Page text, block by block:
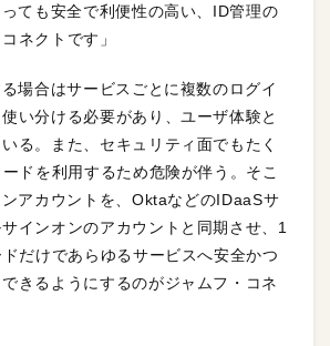
ても安全で利便性の高い、ID管理の
ネクトです」
場合はサービスごとに複数のログイ
い分ける必要があり、ユーザ体験と
る。また、セキュリティ面でもたく
ドを利用するため危険が伴う。そこ
アカウントを、OktaなどのIDaaSサ
インオンのアカウントと同期させ、1
だけであらゆるサービスへ安全かつ
きるようにするのがジャムフ・コネ